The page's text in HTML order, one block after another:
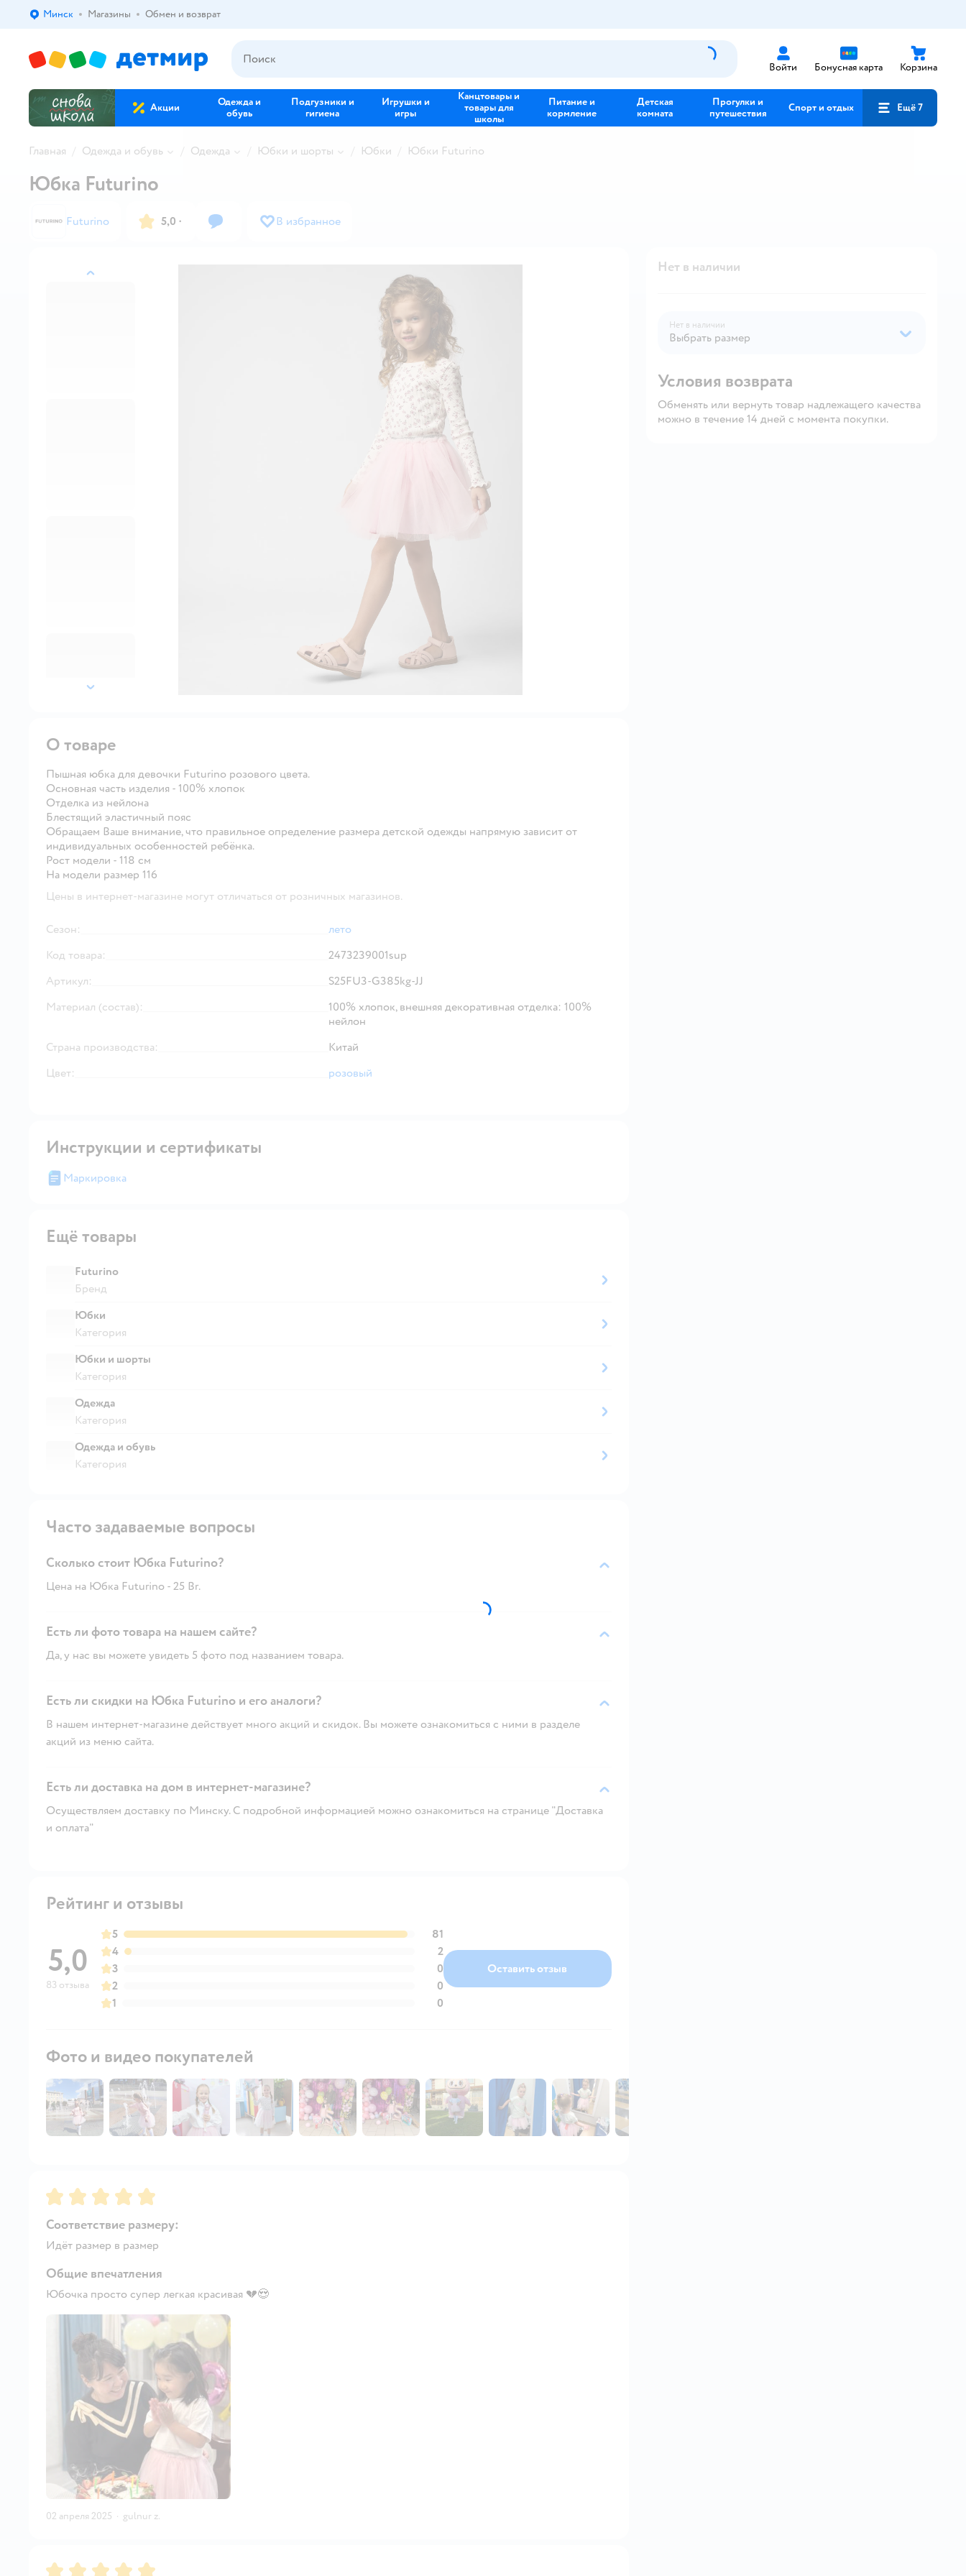
Выбор адреса доставки.
Минск Магазины Обмен и возврат
Войти Бонусная карта Корзина
Акции
Одежда и
обувь
Подгузники и
гигиена
Игрушки и
игры
Канцтовары и
товары для
школы
Питание и
кормление
Детская
комната
Прогулки и
путешествия
Спорт и отдых Ещё 7
Главная Одежда и обувь Одежда Юбки и шорты Юбки Юбки Futurino
назад
далее
Юбка Futurino
Futurino 5,0 · В избранное
Нет в наличии
Нет в наличии
Выбрать размер
Условия возврата
Обменять или вернуть товар надлежащего качества
можно в течение 14 дней с момента покупки.
О товаре
Пышная юбка для девочки Futurino розового цвета.
Основная часть изделия - 100% хлопок
Отделка из нейлона
Блестящий эластичный пояс
Обращаем Ваше внимание, что правильное определение размера детской одежды напрямую зависит от
индивидуальных особенностей ребёнка.
Рост модели - 118 см
На модели размер 116
Цены в интернет-магазине могут отличаться от розничных магазинов.
Сезон:
лето
Код товара:
2473239001sup
Артикул:
S25FU3-G385kg-JJ
Материал (состав):
100% хлопок, внешняя декоративная отделка: 100%
нейлон
Страна производства:
Китай
Цвет:
розовый
Инструкции и сертификаты
Маркировка
Ещё товары
Futurino
Бренд
Юбки
Категория
Юбки и шорты
Категория
Одежда
Категория
Одежда и обувь
Категория
Часто задаваемые вопросы
Сколько стоит Юбка Futurino?
Цена на Юбка Futurino - 25 Br.
Есть ли фото товара на нашем сайте?
Да, у нас вы можете увидеть 5 фото под названием товара.
Есть ли скидки на Юбка Futurino и его аналоги?
В нашем интернет-магазине действует много акций и скидок. Вы можете ознакомиться с ними в разделе
акций из меню сайта.
Есть ли доставка на дом в интернет-магазине?
Осуществляем доставку по Минску. С подробной информацией можно ознакомиться на странице "Доставка
и оплата"
Рейтинг и отзывы
5,0
83 отзыва
5
81
4
2
3
0
2
0
1
0
Оставить отзыв
Фото и видео покупателей
Рейтинг:5
Соответствие размеру:
Идёт размер в размер
Общие впечатления
Юбочка просто супер легкая красивая 💔😍
02 апреля 2025 · gulnur z.
Рейтинг:5